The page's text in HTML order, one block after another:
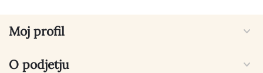
Moj profil
O podjetju